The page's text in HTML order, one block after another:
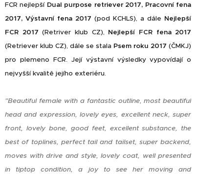
FCR nejlepší Dual purpose retriever 2017, Pracovní fena
2017, Výstavní fena 2017 (pod KCHLS), a dále Nejlepší
FCR 2017 (Retriver klub CZ), Nejlepší FCR fena 2017
(Retriever klub CZ), dále se stala Psem roku 2017 (ČMKJ)
pro plemeno FCR. Její výstavní výsledky vypovídají o
nejvyšší kvalitě jejího exteriéru.
"Beautiful female with a fantastic outline, most beautiful
head and expression, lovely eyes, excellent neck, super
front, lovely bone, good feet, excellent substance, the
best of toplines, perfect tail and tailset, super backend,
moves with drive and style, lovely coat, well presented
in tiptop condition, a joy to see her moving and